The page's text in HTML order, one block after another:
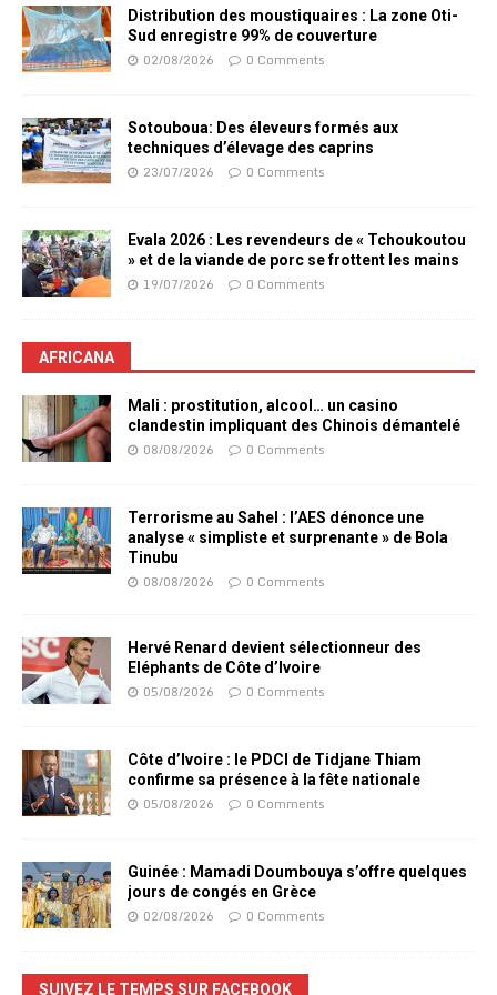
Distribution des moustiquaires : La zone Oti-
Sud enregistre 99% de couverture
02/08/2026 0 Comments
Sotouboua: Des éleveurs formés aux
techniques d’élevage des caprins
23/07/2026 0 Comments
Evala 2026 : Les revendeurs de « Tchoukoutou
» et de la viande de porc se frottent les mains
19/07/2026 0 Comments
AFRICANA
Mali : prostitution, alcool… un casino
clandestin impliquant des Chinois démantelé
08/08/2026 0 Comments
Terrorisme au Sahel : l’AES dénonce une
analyse « simpliste et surprenante » de Bola
Tinubu
08/08/2026 0 Comments
Hervé Renard devient sélectionneur des
Eléphants de Côte d’Ivoire
05/08/2026 0 Comments
Côte d’Ivoire : le PDCI de Tidjane Thiam
confirme sa présence à la fête nationale
05/08/2026 0 Comments
Guinée : Mamadi Doumbouya s’offre quelques
jours de congés en Grèce
02/08/2026 0 Comments
SUIVEZ LE TEMPS SUR FACEBOOK